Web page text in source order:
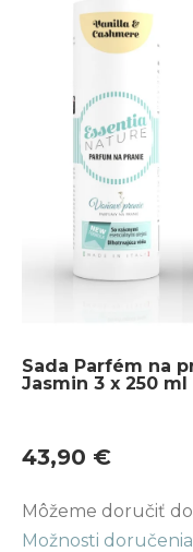
Sada Parfém na
Jasmin 3 x 250 ml
43,90 €
cena:
Môžeme doručiť
Možnosti doručenia